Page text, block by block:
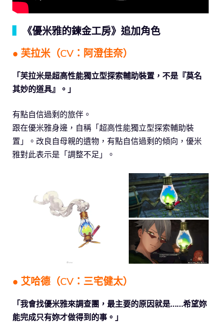
《優米雅的鍊金工房》追加角色
● 芙拉米（CV：阿澄佳奈）
「芙拉米是超高性能獨立型探索輔助裝置，不是『莫名
其妙的道具』。」
有點自信過剩的旅伴。
跟在優米雅身邊，自稱「超高性能獨立型探索輔助裝
置」。改良自母親的遺物，有點自信過剩的傾向，優米
雅對此表示是「調整不足」。
● 艾哈德（CV：三宅健太）
「我會找優米雅來調查團，最主要的原因就是……希望妳
能完成只有妳才做得到的事。」